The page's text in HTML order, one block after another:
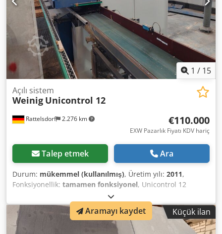
1 / 15
Rattelsdorf 2.276 km
Açılı sistem
Weinig Unicontrol 12
€110.000
EXW Pazarlık Fiyatı KDV hariç
Talep etmek Ara
Durum: mükemmel (kullanılmış), Üretim yılı: 2011,
Fonksiyonellik: tamamen fonksiyonel, Unicontrol 12
Şunlardan oluşur: Kesme ünitesi (öğe A), Zıvana ve oluklu
mil (öğe C), Transfer kayışı (Poz. I), Profilleme mili (Pos L),
Cedpfx Anjumci Sj Horf profilleme mili (Poz. N), Profil
ünitesi dikey sağ (Poz. P) Çerçeve çerçeve veya seri
Küçük ilan
Aramayı kaydet